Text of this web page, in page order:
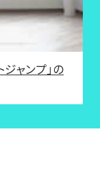
ャンプ」の